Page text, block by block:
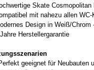
Skate
mit nahezu allen WC-
Design in Weiß/Chrom
Herstellergarantie
geeignet für Neubauten